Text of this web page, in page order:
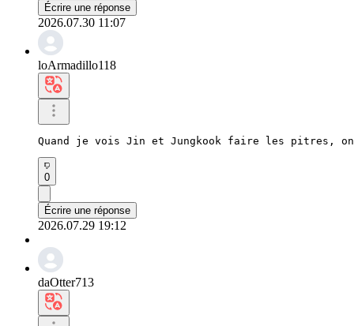
Écrire une réponse
2026.07.30 11:07
loArmadillo118
Quand je vois Jin et Jungkook faire les pitres,
0
Écrire une réponse
2026.07.29 19:12
daOtter713